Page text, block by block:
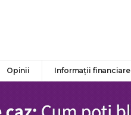
Opinii Informații financiare